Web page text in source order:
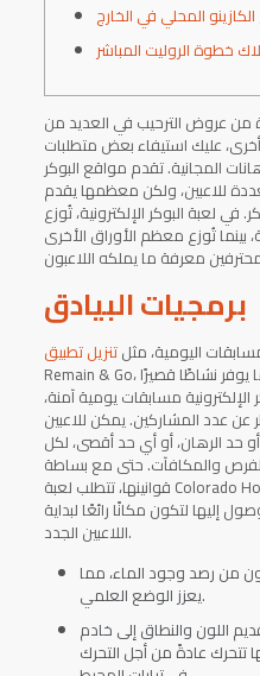
الكازينو المحلي في الخارج
خطوة الروليت المباشر
من عروض الترحيب في العديد من
عليك استيفاء بعض متطلبات
المجانية. تقدم مواقع البوكر
للاعبين، ولكن معظمها يقدم
في لعبة البوكر الإلكترونية، تُوزع
تُوزع معظم الأوراق الأخرى
برمجيات البيادق
اليومية، مثل
Remain & Go، بمجرد امتلاء جميع المقاعد، مما يوفر نشاطًا قصيرًا
مسابقات يومية آمنة،
عدد المشاركين. يمكن للاعبين
حد الرهان، أو أي حد أقصى، لكل
والمكافآت. حتى مع بساطة
قوانينها، تتطلب لعبة Colorado Hold'em مزيجًا من الخبرة والمعرفة.
إليها لتكون مكانًا رائعًا لبداية
اللاعبين الجدد.
من رصد وجود الماء، مما
يعزز الوضع العلمي.
اللون والنطاق إلى خادم
تتحرك عادةً من أجل التحرك